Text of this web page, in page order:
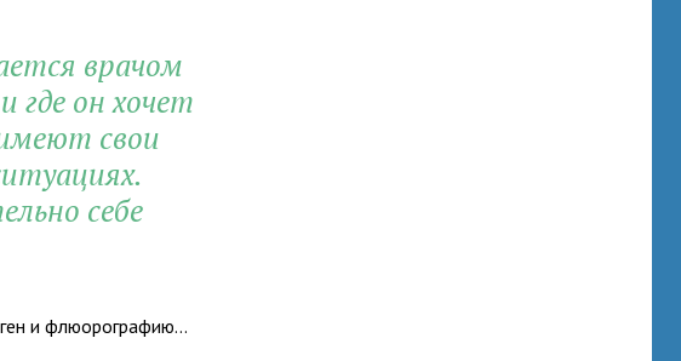
врачом
где он хочет
свои
себе
и флюорографию...